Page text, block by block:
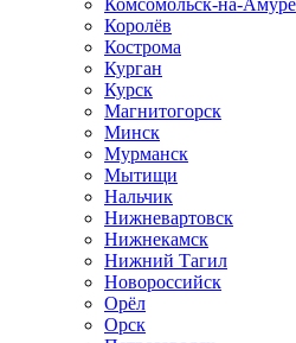
Комсомольск-на-Амуре
Королёв
Кострома
Курган
Курск
Магнитогорск
Минск
Мурманск
Мытищи
Нальчик
Нижневартовск
Нижнекамск
Нижний Тагил
Новороссийск
Орёл
Орск